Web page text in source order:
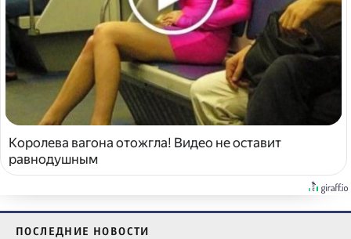
Королева вагона отожгла! Видео не оставит
равнодушным
ПОСЛЕДНИЕ НОВОСТИ